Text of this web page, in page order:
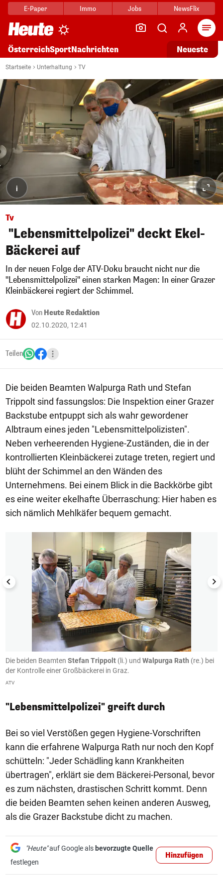
E-Paper Immo Jobs NewsFlix
ÖsterreichSportNachrichten Neueste
Startseite Unterhaltung TV
i
Tv
"Lebensmittelpolizei" deckt Ekel-
Bäckerei auf
In der neuen Folge der ATV-Doku braucht nicht nur die
"Lebensmittelpolizei" einen starken Magen: In einer Grazer
Kleinbäckerei regiert der Schimmel.
Von Heute Redaktion
02.10.2020, 12:41
Teilen
Die beiden Beamten Walpurga Rath und Stefan
Trippolt sind fassungslos: Die Inspektion einer Grazer
Backstube entpuppt sich als wahr gewordener
Albtraum eines jeden "Lebensmittelpolizisten".
Neben verheerenden Hygiene-Zuständen, die in der
kontrollierten Kleinbäckerei zutage treten, regiert und
blüht der Schimmel an den Wänden des
Unternehmens. Bei einem Blick in die Backkörbe gibt
es eine weiter ekelhafte Überraschung: Hier haben es
sich nämlich Mehlkäfer bequem gemacht.
1/8
Die beiden Beamten Stefan Trippolt (li.) und Walpurga Rath (re.) bei
der Kontrolle einer Großbäckerei in Graz.
ATV
"Lebensmittelpolizei" greift durch
Bei so viel Verstößen gegen Hygiene-Vorschriften
kann die erfahrene Walpurga Rath nur noch den Kopf
schütteln: "Jeder Schädling kann Krankheiten
übertragen", erklärt sie dem Bäckerei-Personal, bevor
es zum nächsten, drastischen Schritt kommt. Denn
die beiden Beamten sehen keinen anderen Ausweg,
als die Grazer Backstube dicht zu machen.
"Heute"auf Google als bevorzugte Quelle
festlegen
Hinzufügen